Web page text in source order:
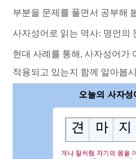
부분을 문제를 풀면서 공부해
사자성어로 읽는 역사: 명언의
현대 사례를 통해, 사자성어가
적용되고 있는지 함께 알아봅